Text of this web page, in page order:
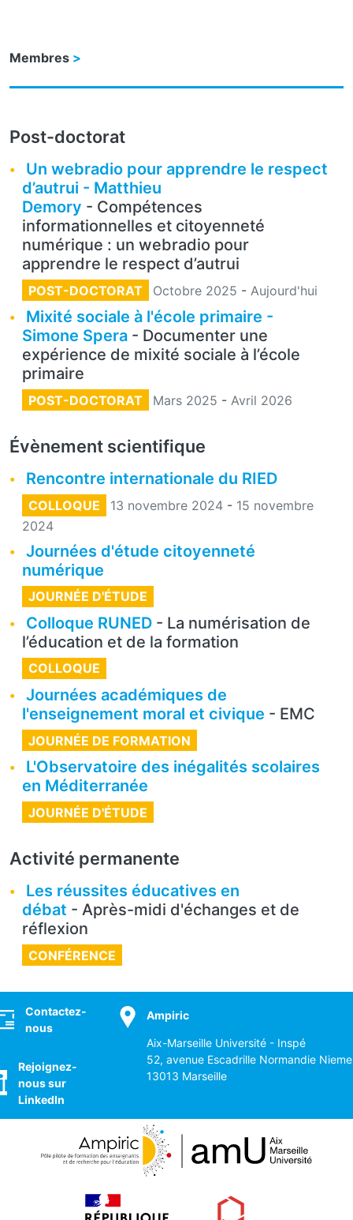
Membres
Post-doctorat
Un webradio pour apprendre le respect
d’autrui - Matthieu
Demory - Compétences
informationnelles et citoyenneté
numérique : un webradio pour
apprendre le respect d’autrui
POST-DOCTORAT Octobre 2025 - Aujourd'hui
Mixité sociale à l'école primaire -
Simone Spera - Documenter une
expérience de mixité sociale à l’école
primaire
POST-DOCTORAT Mars 2025 - Avril 2026
Évènement scientifique
Rencontre internationale du RIED
COLLOQUE 13 novembre 2024 - 15 novembre
2024
Journées d'étude citoyenneté
numérique
JOURNÉE D'ÉTUDE
Colloque RUNED - La numérisation de
l’éducation et de la formation
COLLOQUE
Journées académiques de
l'enseignement moral et civique - EMC
JOURNÉE DE FORMATION
L'Observatoire des inégalités scolaires
en Méditerranée
JOURNÉE D'ÉTUDE
Activité permanente
Les réussites éducatives en
débat - Après-midi d'échanges et de
réflexion
CONFÉRENCE
Contactez-
nous
Rejoignez-
nous sur
LinkedIn
Ampiric
Aix-Marseille Université - Inspé
52, avenue Escadrille Normandie
13013 Marseille